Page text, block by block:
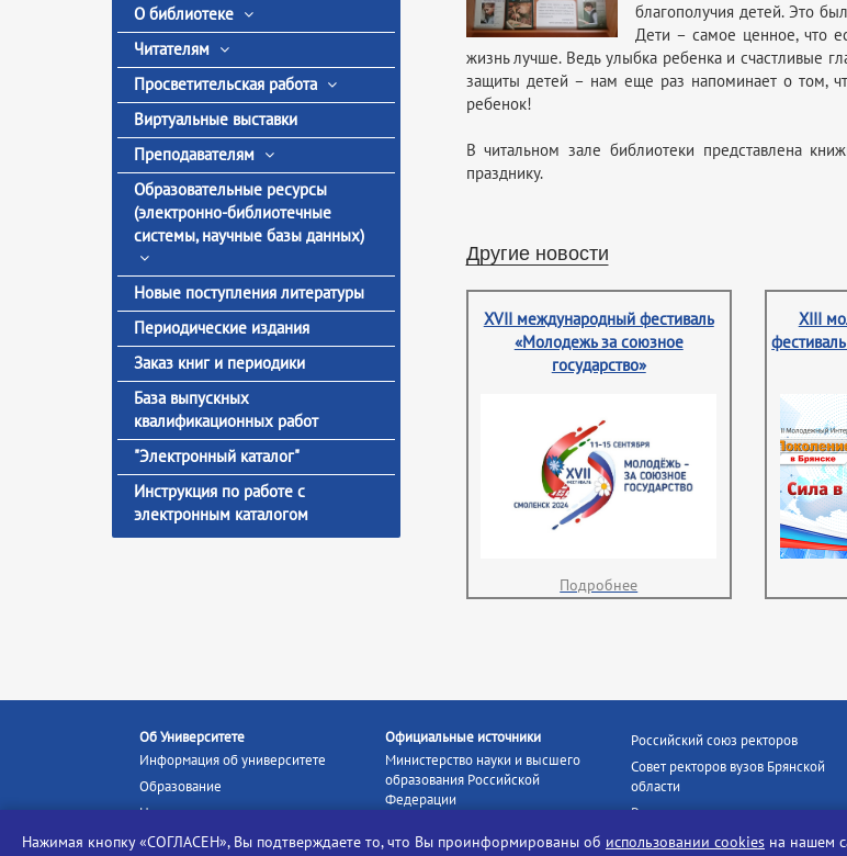
О библиотеке
Читателям
Просветительская работа
Виртуальные выставки
Преподавателям
Образовательные ресурсы
(электронно-библиотечные
системы, научные базы данных)
Новые поступления литературы
Периодические издания
Заказ книг и периодики
База выпускных
квалификационных работ
"Электронный каталог"
Инструкция по работе с
электронным каталогом
благополучия детей. Это
Дети – самое ценное, что
жизнь лучше. Ведь улыбка ребенка и счастливые
защиты детей – нам еще раз напоминает о том,
ребенок!
В читальном зале библиотеки представлена
празднику.
Другие новости
XVII международный фестиваль
«Молодежь за союзное
государство»
Подробнее
XIII
Об Университете
Информация об университете
Образование
Наука и инновации
Абитуриенту
Официальные источники
Министерство науки и высшего
образования Российской
Федерации
Российский союз ректоров
Совет ректоров вузов Брянской
области
Росстудцентр
Наши партнёры
Нажимая кнопку «СОГЛАСЕН», Вы подтверждаете то, что Вы проинформированы об использовании cookies на нашем